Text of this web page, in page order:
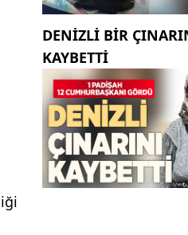
DENIZLI BIR
KAYBETTI